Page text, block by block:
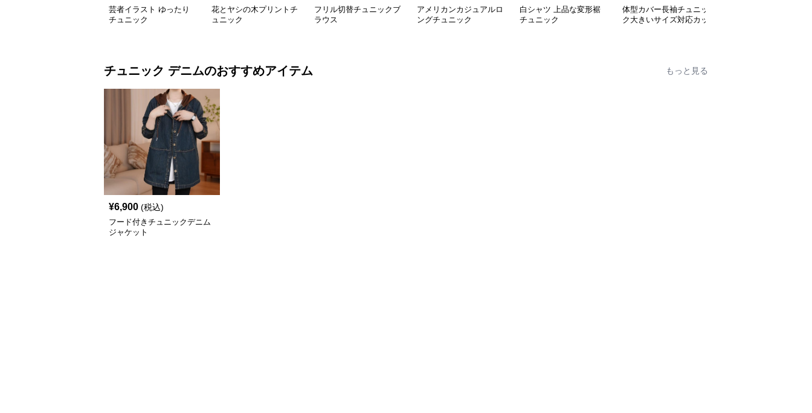
芸者イラスト ゆったり
チュニック
花とヤシの木プリントチ
ュニック
フリル切替チュニックブ
ラウス
アメリカンカジュアルロ
ングチュニック
白シャツ 上品な変形裾
チュニック
体型カバー長袖チュニッ
ク大きいサイズ対応カッ
チュニック デニムのおすすめアイテム もっと見る
¥6,900 (税込)
フード付きチュニックデニム
ジャケット